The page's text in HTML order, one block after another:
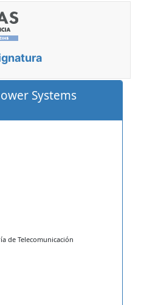
Systems
de Telecomunicación